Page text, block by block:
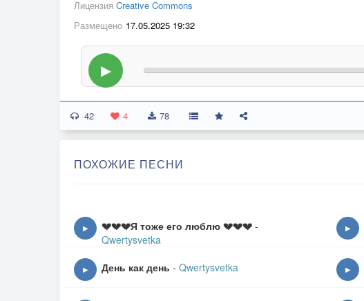
Лицензия Creative Commons
Размещено 17.05.2025 19:32
▶
42 4 78
ПОХОЖИЕ ПЕСНИ
▶ 💔💔💔Я тоже его люблю 💔💔💔 -
Qwertysvetka
▶
▶ День как день - Qwertysvetka ▶